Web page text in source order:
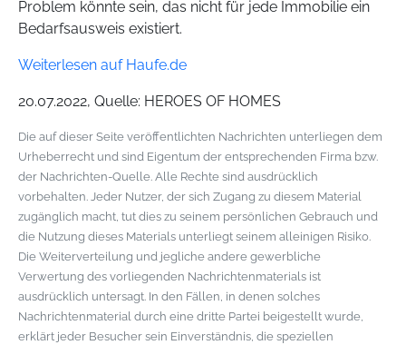
Problem könnte sein, das nicht für jede Immobilie ein
Bedarfsausweis existiert.
Weiterlesen auf Haufe.de
20.07.2022, Quelle: HEROES OF HOMES
Die auf dieser Seite veröffentlichten Nachrichten unterliegen dem
Urheberrecht und sind Eigentum der entsprechenden Firma bzw.
der Nachrichten-Quelle. Alle Rechte sind ausdrücklich
vorbehalten. Jeder Nutzer, der sich Zugang zu diesem Material
zugänglich macht, tut dies zu seinem persönlichen Gebrauch und
die Nutzung dieses Materials unterliegt seinem alleinigen Risiko.
Die Weiterverteilung und jegliche andere gewerbliche
Verwertung des vorliegenden Nachrichtenmaterials ist
ausdrücklich untersagt. In den Fällen, in denen solches
Nachrichtenmaterial durch eine dritte Partei beigestellt wurde,
erklärt jeder Besucher sein Einverständnis, die speziellen